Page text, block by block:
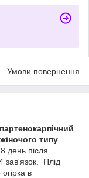
Умови повернення
жіночого типу
день після
зав'язок. Плід
в